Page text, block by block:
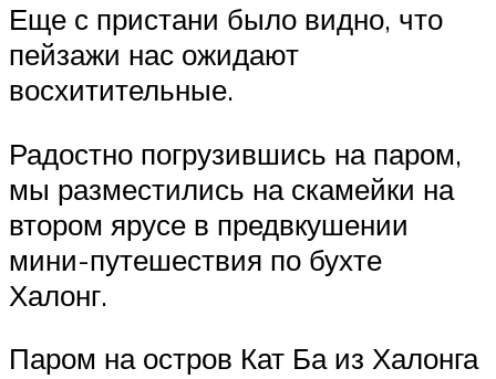
Еще с пристани было видно, что
пейзажи нас ожидают
восхитительные.
Радостно погрузившись на паром,
мы разместились на скамейки на
втором ярусе в предвкушении
мини-путешествия по бухте
Халонг.
Паром на остров Кат Ба из Халонга